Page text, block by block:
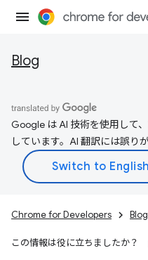
Blog
Google は AI 技術を使用して
しています。AI 翻訳には誤り
Chrome for Developers Blog
この情報は役に立ちましたか？